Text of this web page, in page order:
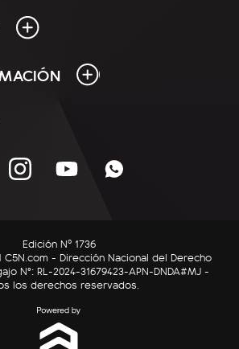
Edición Nº 1736
C5N.com - Dirección Nacional del Derecho
N°: RL-2024-31679423-APN-DNDA#MJ -
los derechos reservados.